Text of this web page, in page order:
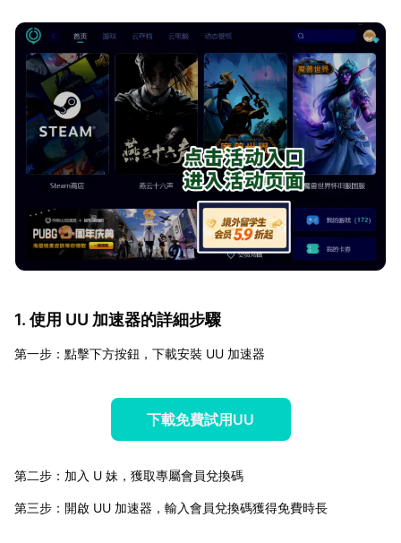
1. 使用 UU 加速器的詳細步驟
第一步：點擊下方按鈕，下載安裝 UU 加速器
下載免費試用UU
第二步：加入 U 妹，獲取專屬會員兌換碼
第三步：開啟 UU 加速器，輸入會員兌換碼獲得免費時長